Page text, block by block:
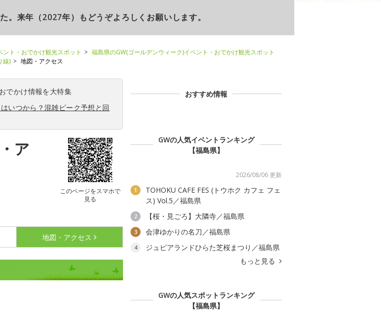
。来年（2027年）もどうぞよろしくお願いします。
ト・おでかけ観光スポット
福島県のGW(ゴールデンウィーク)イベント・おでかけ観光スポット
線) 地図・アクセス
でかけ情報を大特集
いつから？混雑ピーク予想と回
ア
このページをスマホで
見る
地図・アクセス
おすすめ情報
GWの人気イベントランキング
【福島県】
2026/08/06 更新
1
TOHOKU CAFE FES (トウホク カフェ フェ
ス) Vol.5／福島県
2 【桜・見ごろ】大隣寺／福島県
3 会津ゆかりの名刀／福島県
4
ジュピアランドひらた芝桜まつり／福島県
もっと見る
GWの人気スポットランキング
【福島県】